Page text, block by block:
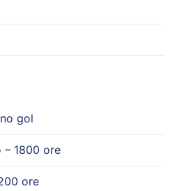
gol
1800 ore
ore